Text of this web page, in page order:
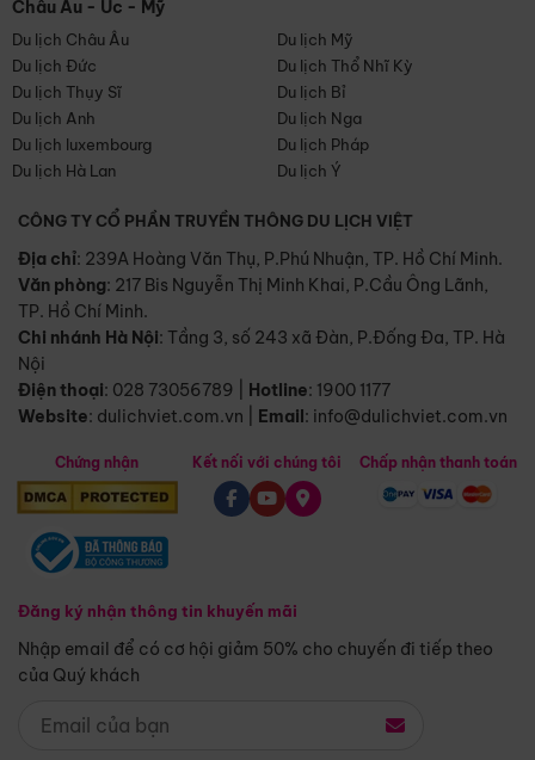
Châu Âu - Úc - Mỹ
Du lịch Châu Âu
Du lịch Mỹ
Du lịch Đức
Du lịch Thổ Nhĩ Kỳ
Du lịch Thụy Sĩ
Du lịch Bỉ
Du lịch Anh
Du lịch Nga
Du lịch luxembourg
Du lịch Pháp
Du lịch Hà Lan
Du lịch Ý
CÔNG TY CỔ PHẦN TRUYỀN THÔNG DU LỊCH VIỆT
Địa chỉ: 239A Hoàng Văn Thụ, P.Phú Nhuận, TP. Hồ Chí Minh.
Văn phòng: 217 Bis Nguyễn Thị Minh Khai, P.Cầu Ông Lãnh,
TP. Hồ Chí Minh.
Chi nhánh Hà Nội: Tầng 3, số 243 xã Đàn, P.Đống Đa, TP. Hà
Nội
Điện thoại: 028 73056789 Hotline: 1900 1177
Website: dulichviet.com.vn Email: info@dulichviet.com.vn
Chứng nhận
Đăng ký nhận thông tin khuyến mãi
Nhập email để có cơ hội giảm 50% cho chuyến đi tiếp theo
của Quý khách
Kết nối với chúng tôi Chấp nhận thanh toán